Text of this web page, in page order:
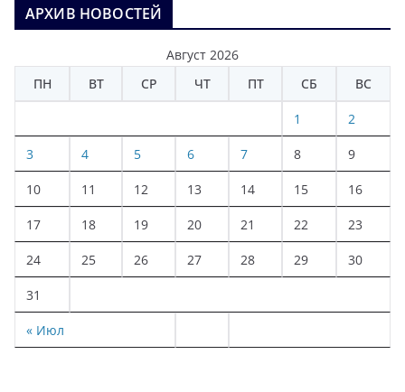
АРХИВ НОВОСТЕЙ
Август 2026
ПН
ВТ СР ЧТ ПТ СБ ВС
« Июл
1 2
3 4 5 6 7 8 9
10 11 12 13 14 15 16
17 18 19 20 21 22 23
24 25 26 27 28 29 30
31